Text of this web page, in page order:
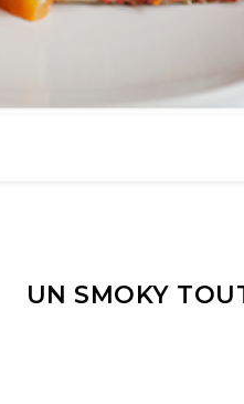
UN SMOKY